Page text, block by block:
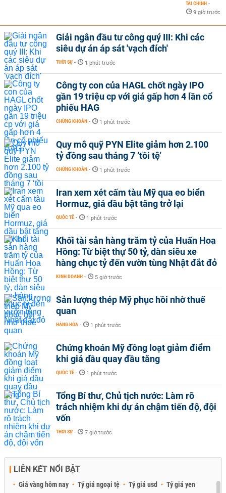
TÀI CHÍNH -
9 giờ trước
Giải ngân đầu tư công quý III: Khi các
siêu dự án áp sát 'vạch đích'
THỜI SỰ - 1 phút trước
Công ty con của HAGL chốt ngày IPO
gần 19 triệu cp với giá gấp hơn 4 lần cổ
phiếu HAG
CHỨNG KHOÁN - 1 phút trước
Quy mô quỹ PYN Elite giảm hơn 2.100
tỷ đồng sau tháng 7 ‘tồi tệ’
CHỨNG KHOÁN - 1 phút trước
Iran xem xét cấm tàu Mỹ qua eo biển
Hormuz, giá dầu bật tăng trở lại
QUỐC TẾ - 1 phút trước
Khối tài sản hàng trăm tỷ của Huấn Hoa
Hồng: Từ biệt thự 50 tỷ, dàn siêu xe
hàng chục tỷ đến vườn tùng Nhật đắt đỏ
KINH DOANH - 5 giờ trước
Sản lượng thép Mỹ phục hồi nhờ thuế
quan
HÀNG HÓA - 1 phút trước
Chứng khoán Mỹ đồng loạt giảm điểm
khi giá dầu quay đầu tăng
QUỐC TẾ - 1 phút trước
Tổng Bí thư, Chủ tịch nước: Làm rõ
trách nhiệm khi dự án chậm tiến độ, đội
vốn
THỜI SỰ - 7 giờ trước
LIÊN KẾT NỔI BẬT
Giá vàng hôm nay Tỷ giá ngoại tệ Tỷ giá usd Tỷ giá yen